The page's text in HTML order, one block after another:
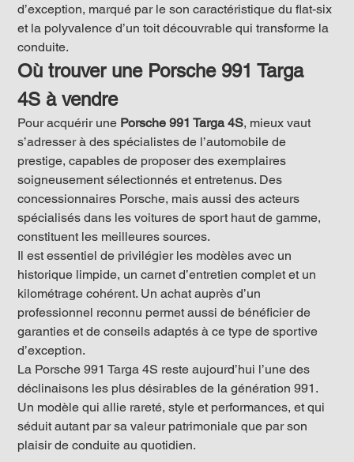
d’exception, marqué par le son caractéristique du flat-six
et la polyvalence d’un toit découvrable qui transforme la
conduite.
Où trouver une Porsche 991 Targa
4S à vendre
Pour acquérir une Porsche 991 Targa 4S, mieux vaut
s’adresser à des spécialistes de l’automobile de
prestige, capables de proposer des exemplaires
soigneusement sélectionnés et entretenus. Des
concessionnaires Porsche, mais aussi des acteurs
spécialisés dans les voitures de sport haut de gamme,
constituent les meilleures sources.
Il est essentiel de privilégier les modèles avec un
historique limpide, un carnet d’entretien complet et un
kilométrage cohérent. Un achat auprès d’un
professionnel reconnu permet aussi de bénéficier de
garanties et de conseils adaptés à ce type de sportive
d’exception.
La Porsche 991 Targa 4S reste aujourd’hui l’une des
déclinaisons les plus désirables de la génération 991.
Un modèle qui allie rareté, style et performances, et qui
séduit autant par sa valeur patrimoniale que par son
plaisir de conduite au quotidien.